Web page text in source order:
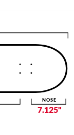
7.125"
NOSE